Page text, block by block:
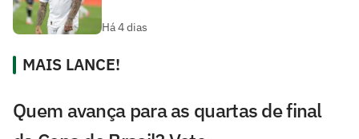
Há 4 dias
MAIS LANCE!
Quem avança para as quartas de final